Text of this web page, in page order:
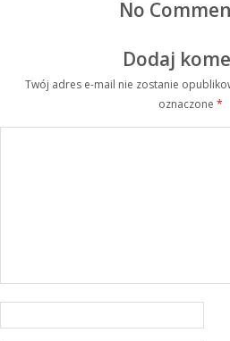
No
Dodaj
Twój adres e-mail nie zostanie
oznaczone *